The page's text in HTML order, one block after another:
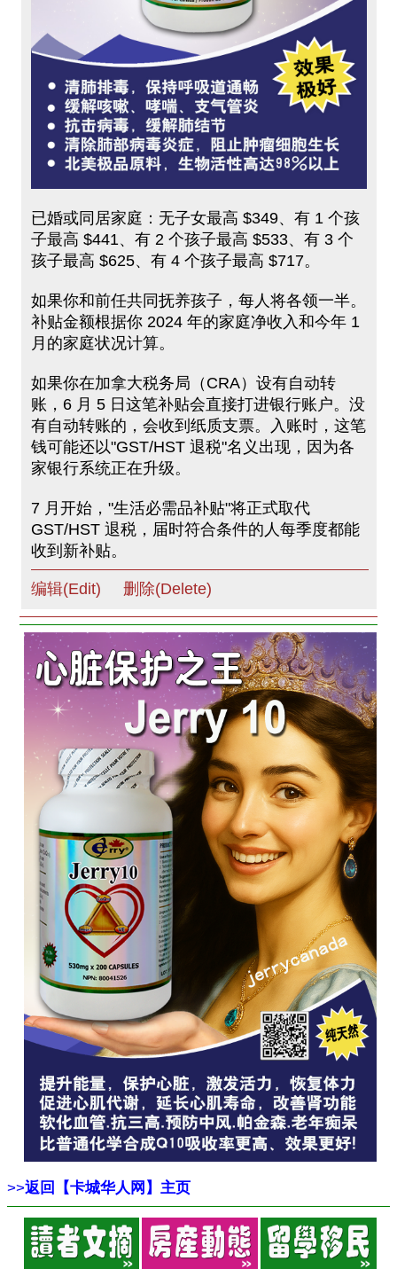
已婚或同居家庭：无子女最高 $349、有 1 个孩
子最高 $441、有 2 个孩子最高 $533、有 3 个
孩子最高 $625、有 4 个孩子最高 $717。
如果你和前任共同抚养孩子，每人将各领一半。
补贴金额根据你 2024 年的家庭净收入和今年 1
月的家庭状况计算。
如果你在加拿大税务局（CRA）设有自动转
账，6 月 5 日这笔补贴会直接打进银行账户。没
有自动转账的，会收到纸质支票。入账时，这笔
钱可能还以"GST/HST 退税"名义出现，因为各
家银行系统正在升级。
7 月开始，"生活必需品补贴"将正式取代
GST/HST 退税，届时符合条件的人每季度都能
收到新补贴。
编辑(Edit) 删除(Delete)
>>返回【卡城华人网】主页